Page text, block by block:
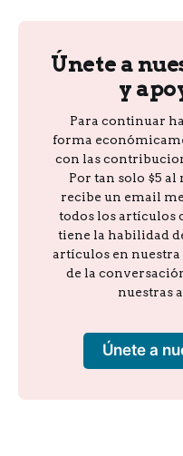
Únete a
y
Para continuar
forma
con las
Por tan solo $5 al
recibe un email
todos los artículos
tiene la habilidad
artículos en
de la
nuestras
Únete a